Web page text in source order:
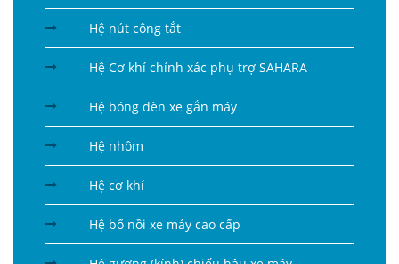
Hệ nút công tắt
Hệ Cơ khí chính xác phụ trợ SAHARA
Hệ bóng đèn xe gắn máy
Hệ nhôm
Hệ cơ khí
Hệ bố nồi xe máy cao cấp